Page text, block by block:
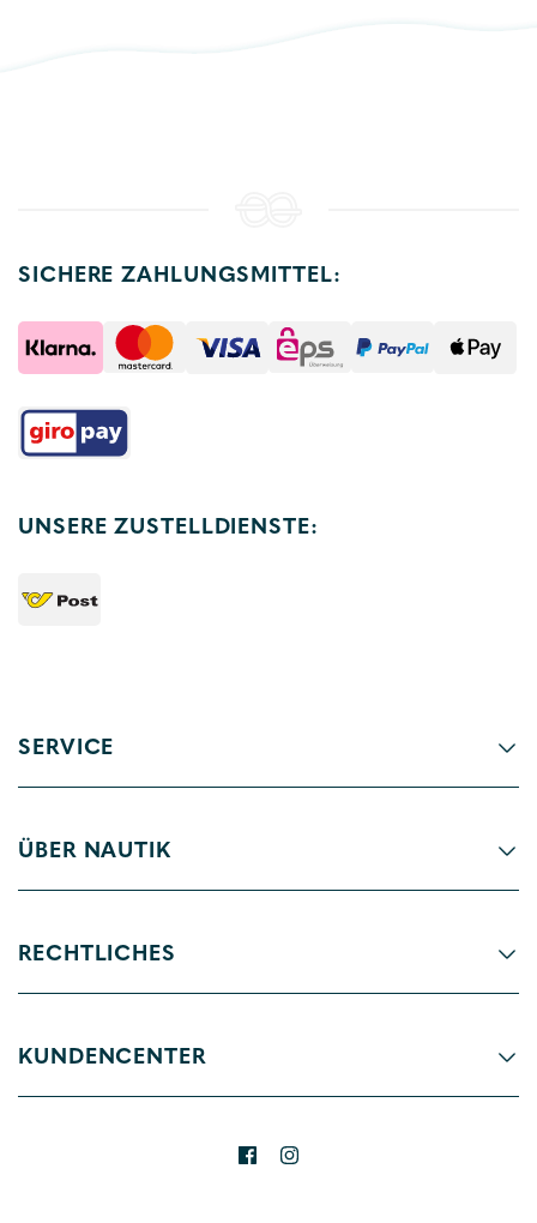
SICHERE ZAHLUNGSMITTEL:
UNSERE ZUSTELLDIENSTE:
SERVICE
ÜBER NAUTIK
RECHTLICHES
KUNDENCENTER